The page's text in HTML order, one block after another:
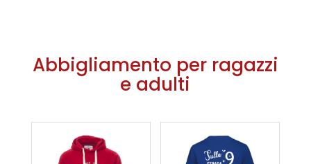
Abbigliamento per ragazzi
e adulti